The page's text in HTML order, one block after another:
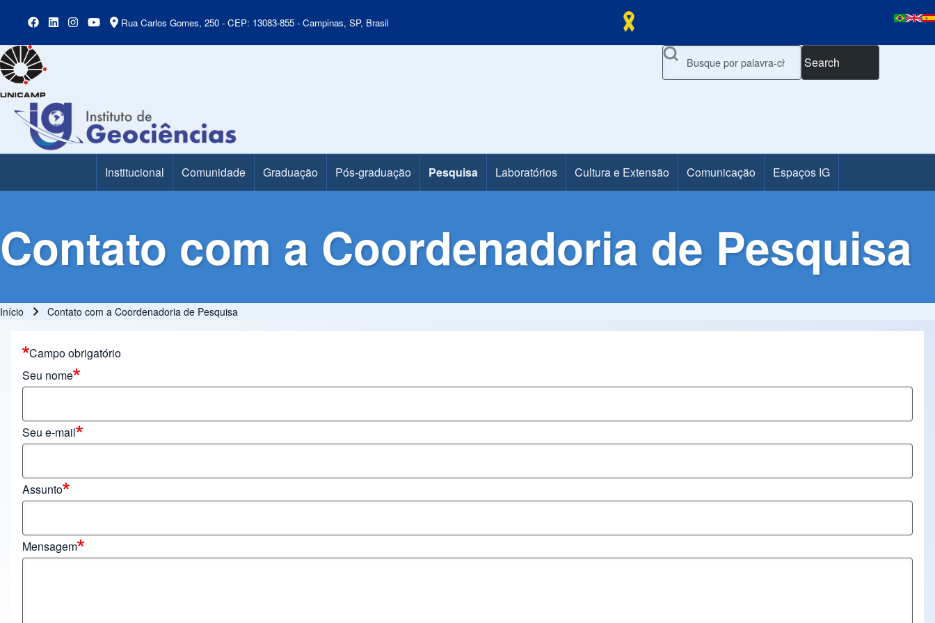
Rua Carlos Gomes, 250 - CEP: 13083-855 - Campinas, SP, Brasil
Search
Main MenuInstitucional Comunidade Graduação Pós-graduação Pesquisa Laboratórios Cultura e Extensão Comunicação Espaços IG
Contato com a Coordenadoria de Pesquisa
Início Contato com a Coordenadoria de Pesquisa
Campo obrigatório
Seu nome
Seu e-mail
Assunto
Mensagem